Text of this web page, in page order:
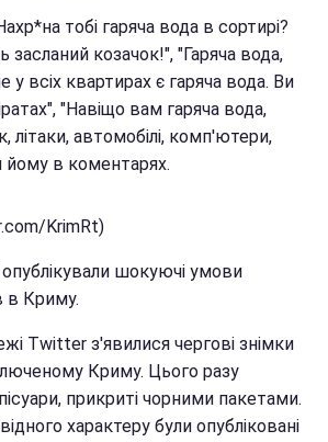
тобі гаряча вода в сортирі?
засланий козачок!", "Гаряча вода,
у всіх квартирах є гаряча вода. Ви
"Навіщо вам гаряча вода,
літаки, автомобілі, комп'ютери,
йому в коментарях.
KrimRt)
шокуючі умови
в Криму.
Twitter з'явилися чергові знімки
Криму. Цього разу
прикриті чорними пакетами.
характеру були опубліковані